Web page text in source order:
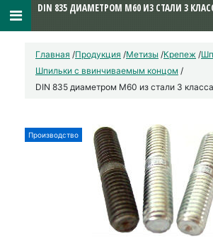
Главная /Продукция /Метизы /Крепеж /
Шпильки с ввинчиваемым концом /
DIN 835 диаметром М60 из стали 3
Производство
DIN 835 ДИАМЕТРОМ М60 ИЗ СТАЛИ 3